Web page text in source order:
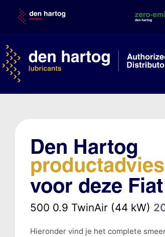
content
Den Hartog
productadvies
voor deze
500 0.9 TwinAir (44 kW)
Hieronder vind je het complete